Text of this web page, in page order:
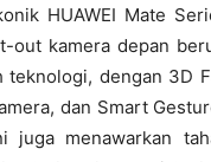
HUAWEI Mate
out kamera depan
teknologi, dengan 3D
dan Smart
juga menawarkan